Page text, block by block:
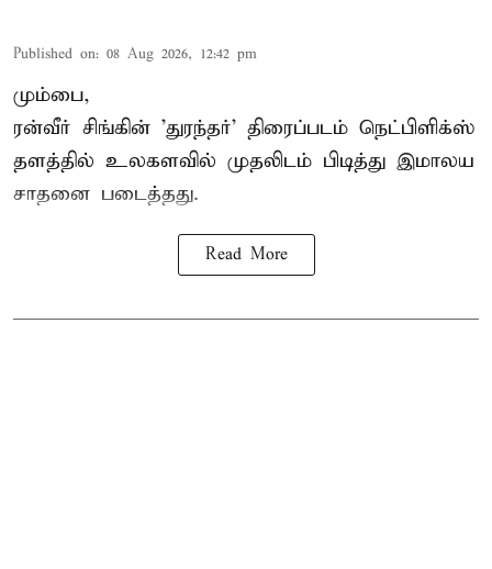
Published on: 08 Aug 2026, 12:42 pm
மும்பை,
ரன்வீர் சிங்கின் 'துரந்தர்' திரைப்படம் நெட்பிளிக்ஸ்
தளத்தில் உலகளவில் முதலிடம் பிடித்து இமாலய
சாதனை படைத்தது.
Read More